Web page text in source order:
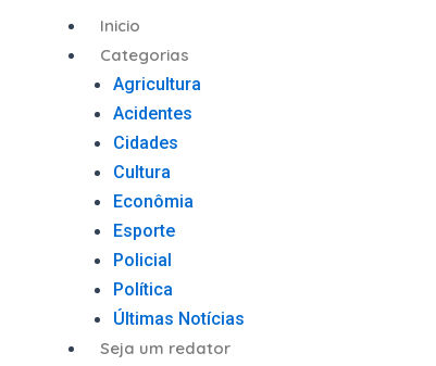
Inicio
Categorias
Agricultura
Acidentes
Cidades
Cultura
Econômia
Esporte
Policial
Política
Últimas Notícias
Seja um redator
Menu